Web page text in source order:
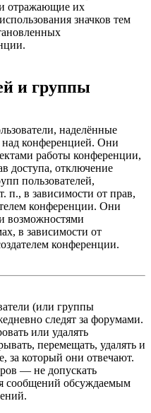
отражающие их
значков тем
и группы
наделённые
конференцией. Они
работы конференции,
доступа, отключение
пользователей,
п., в зависимости от прав,
конференции. Они
возможностями
в зависимости от
конференции.
(или группы
следят за форумами.
или удалять
перемещать, удалять и
за который они отвечают.
— не допускать
сообщений обсуждаемым